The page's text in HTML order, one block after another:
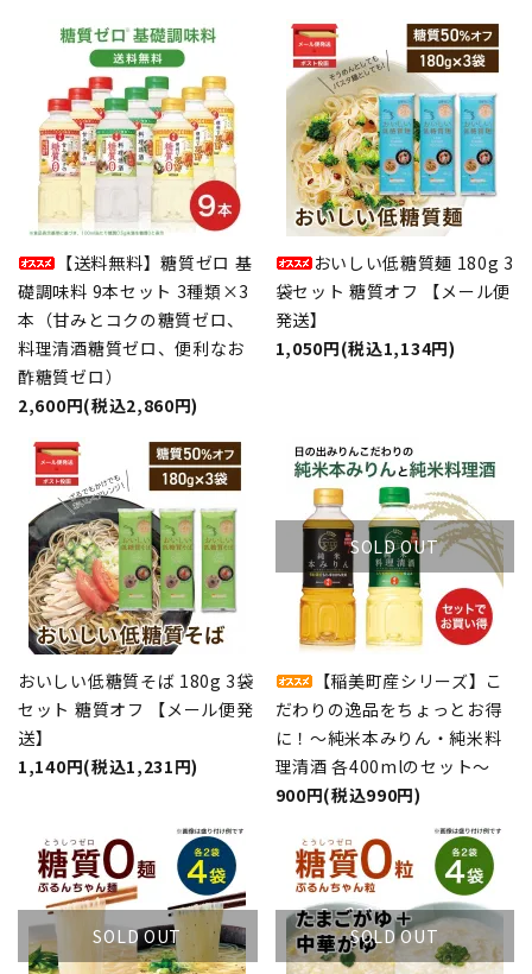
【送料無料】糖質ゼロ 基
礎調味料 9本セット 3種類×3
本（甘みとコクの糖質ゼロ、
料理清酒糖質ゼロ、便利なお
酢糖質ゼロ）
2,600円(税込2,860円)
おいしい低糖質麺 180g 3
袋セット 糖質オフ 【メール便
発送】
1,050円(税込1,134円)
おいしい低糖質そば 180g 3袋
セット 糖質オフ 【メール便発
送】
1,140円(税込1,231円)
SOLD OUT
【稲美町産シリーズ】こ
だわりの逸品をちょっとお得
に！～純米本みりん・純米料
理清酒 各400mlのセット～
900円(税込990円)
SOLD OUT SOLD OUT